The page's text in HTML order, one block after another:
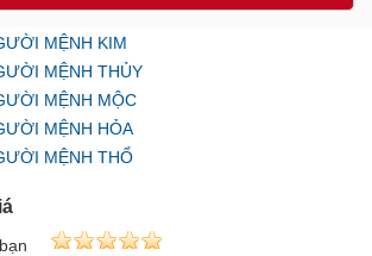
MỆNH KIM
MỆNH THỦY
MỆNH MỘC
MỆNH HỎA
MỆNH THỔ